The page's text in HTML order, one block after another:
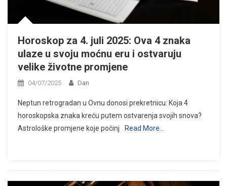
Horoskop za 4. juli 2025: Ova 4 znaka
ulaze u svoju moćnu eru i ostvaruju
velike životne promjene
04/07/2025 Dan
Neptun retrogradan u Ovnu donosi prekretnicu: Koja 4
horoskopska znaka kreću putem ostvarenja svojih snova?
Astrološke promjene koje počinj
Read More…